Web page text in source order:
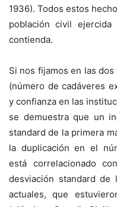
1936). Todos estos
población civil
contienda.
Si nos fijamos en las
(número de cadáveres
y confianza en las
se demuestra que un
standard de la primera
la duplicación en el
está correlacionado
desviación standard de
actuales, que